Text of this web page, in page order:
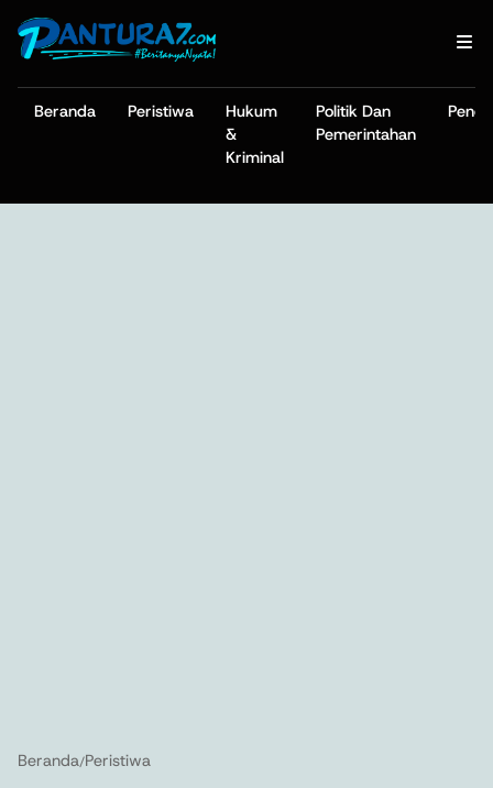
Beranda Peristiwa
Hukum
&
Kriminal
Politik Dan
Pemerintahan
Beranda/Peristiwa